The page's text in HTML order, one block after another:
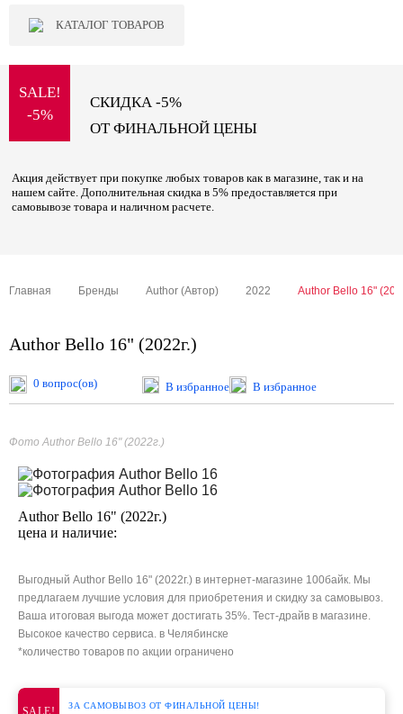
КАТАЛОГ ТОВАРОВ
SALE!
-5%
СКИДКА -5%
ОТ ФИНАЛЬНОЙ ЦЕНЫ
Акция действует при покупке любых товаров как в магазине, так и на
нашем сайте. Дополнительная скидка в 5% предоставляется при
самовывозе товара и наличном расчете.
Главная Бренды Author (Автор) 2022 Author Bello 16"
Author Bello 16" (2022г.)
0 вопрос(ов) В избранное В избранное
Фото Author Bello 16" (2022г.)
Author Bello 16" (2022г.)
цена и наличие:
Выгодный Author Bello 16" (2022г.) в интернет-магазине 100байк. Мы
предлагаем лучшие условия для приобретения и скидку за самовывоз.
Ваша итоговая выгода может достигать 35%. Тест-драйв в магазине.
Высокое качество сервиса. в Челябинске
*количество товаров по акции ограничено
SALE! ЗА САМОВЫВОЗ ОТ ФИНАЛЬНОЙ ЦЕНЫ!